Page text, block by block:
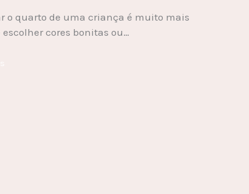
o quarto de uma criança é muito mais
escolher cores bonitas ou…